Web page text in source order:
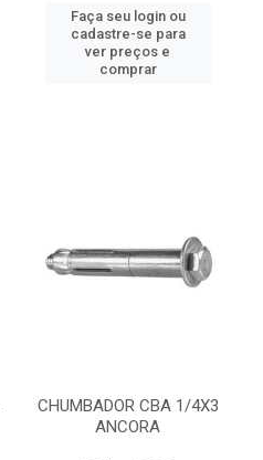
Faça seu login ou
cadastre-se para
ver preços e
comprar
CHUMBADOR CBA 1/4X3
ANCORA